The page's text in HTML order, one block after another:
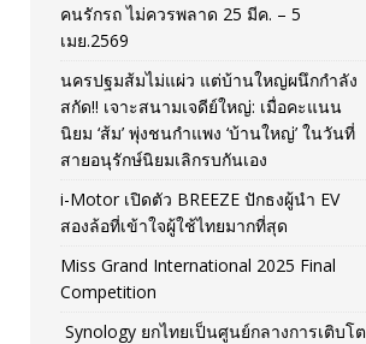
คนรักรถ ไม่ควรพลาด 25 มีค. – 5
เมย.2569
นครปฐมส้มไม่แผ่ว แต่บ้านใหญ่ผนึกกำลัง
สกัด!! เจาะสนามเจดีย์ใหญ่: เมื่อคะแนน
นิยม ‘ส้ม’ พุ่งชนกำแพง ‘บ้านใหญ่’ ในวันที่
สายอนุรักษ์นิยมเลิกรบกันเอง
i-Motor เปิดตัว BREEZE ปักธงผู้นำ EV
สองล้อที่เข้าใจผู้ใช้ไทยมากที่สุด
Miss Grand International 2025 Final
Competition
Synology ยกไทยเป็นศูนย์กลางการเติบโต